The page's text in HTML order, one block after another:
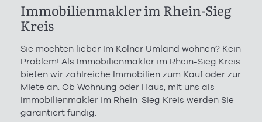
Immobilienmakler im Rhein-Sieg
Kreis
Sie möchten lieber Im Kölner Umland wohnen? Kein
Problem! Als Immobilienmakler im Rhein-Sieg Kreis
bieten wir zahlreiche Immobilien zum Kauf oder zur
Miete an. Ob Wohnung oder Haus, mit uns als
Immobilienmakler im Rhein-Sieg Kreis werden Sie
garantiert fündig.